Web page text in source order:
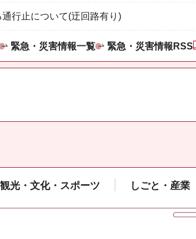
行止について(迂回路有り)
緊急・災害情報一覧 緊急・災害情報RSS
観光・文化・スポーツ しごと・産業